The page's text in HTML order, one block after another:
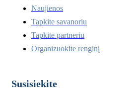
Naujienos
Tapkite savanoriu
Tapkite partneriu
Organizuokite renginį
Susisiekite